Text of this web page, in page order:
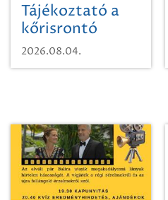
Tájékoztató a
kőrisrontó
karcsúdíszbogárról
2026.08.04.